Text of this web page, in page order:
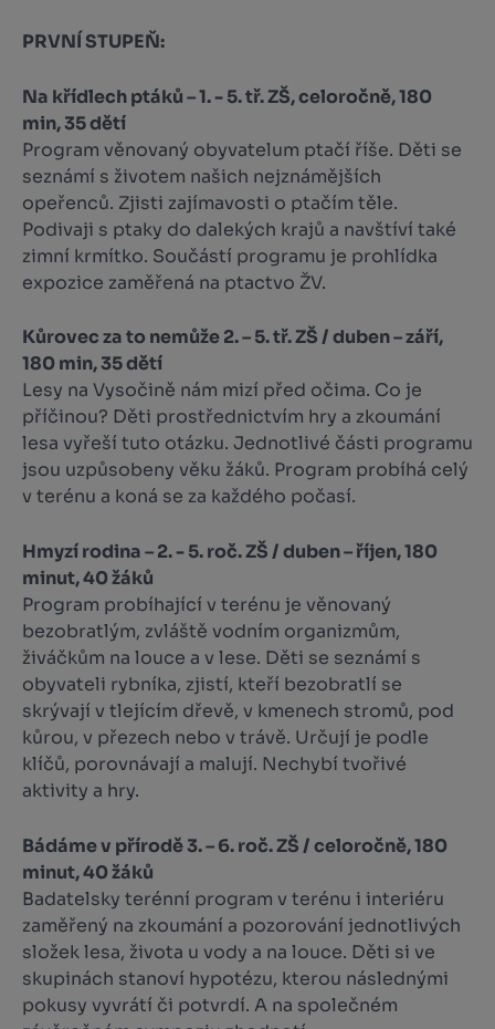
PRVNÍ STUPEŇ:
Na křídlech ptáků – 1. - 5. tř. ZŠ, celoročně, 180
min, 35 dětí
Program věnovaný obyvatelum ptačí říše. Děti se
seznámí s životem našich nejznámějších
opeřenců. Zjisti zajímavosti o ptačím těle.
Podivaji s ptaky do dalekých krajů a navštíví také
zimní krmítko. Součástí programu je prohlídka
expozice zaměřená na ptactvo ŽV.
Kůrovec za to nemůže 2. – 5. tř. ZŠ / duben – září,
180 min, 35 dětí
Lesy na Vysočině nám mizí před očima. Co je
příčinou? Děti prostřednictvím hry a zkoumání
lesa vy­řeší tuto otázku. Jednotlivé části programu
jsou uzpůsobeny věku žáků. Program probíhá celý
v terénu a koná se za každého počasí.
Hmyzí rodina – 2. - 5. roč. ZŠ / duben – říjen, 180
minut, 40 žáků
Program probíhající v terénu je věnovaný
bezobratlým, zvláště vodním organizmům,
živáčkům na louce a v lese. Děti se seznámí s
obyvateli rybníka, zjistí, kteří bezobratlí se
skrývají v tlejícím dřevě, v kmenech stromů, pod
kůrou, v přezech nebo v trávě. Určují je podle
klíčů, porovnávají a malují. Nechybí tvořivé
aktivity a hry.
Bádáme v přírodě 3. – 6. roč. ZŠ / celoročně, 180
minut, 40 žáků
Badatelsky terénní program v terénu i interiéru
zaměřený na zkoumání a pozorování jednotlivých
slo­žek lesa, života u vody a na louce. Děti si ve
skupinách stanoví hypotézu, kterou následnými
pokusy vyvrátí či potvrdí. A na spo­lečném